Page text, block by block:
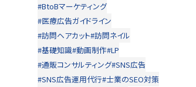
#BtoBマーケティング
#医療広告ガイドライン
#訪問ヘアカット#訪問ネイル
#基礎知識#動画制作#LP
#通販コンサルティング#SNS広告
#SNS広告運用代行#士業のSEO対策